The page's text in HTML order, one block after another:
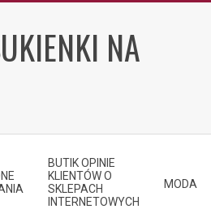
NA
BUTIK OPINIE
KLIENTÓW O
SKLEPACH
INTERNETOWYCH
MODA